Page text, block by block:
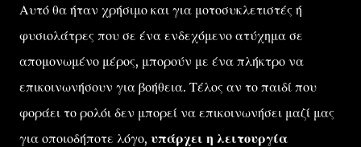
Αυτό θα ήταν χρήσιμο και για μοτοσυκλετιστές ή
φυσιολάτρες που σε ένα ενδεχόμενο ατύχημα σε
απομονωμένο μέρος, μπορούν με ένα πλήκτρο να
επικοινωνήσουν για βοήθεια. Τέλος αν το παιδί που
φοράει το ρολόι δεν μπορεί να επικοινωνήσει μαζί μας
για οποιοδήποτε λόγο, υπάρχει η λειτουργία